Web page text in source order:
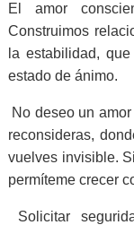
El amor
Construimos
la estabilidad,
estado de ánimo.
No deseo un
reconsideras,
vuelves invisible.
permíteme crecer
Solicitar